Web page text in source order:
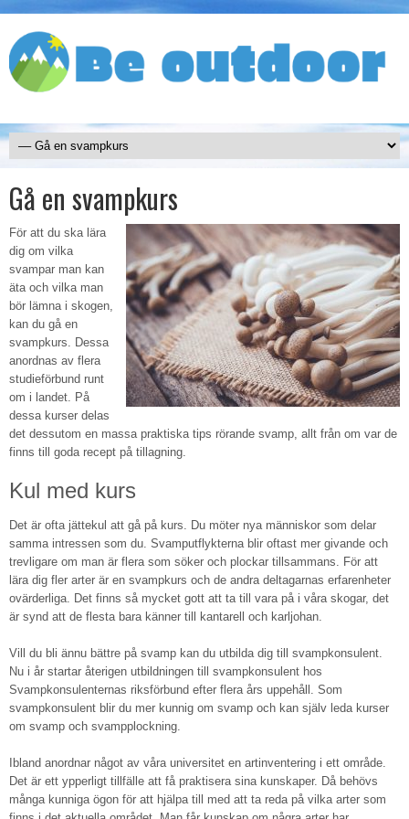
Gå en svampkurs
För att du ska lära
dig om vilka
svampar man kan
äta och vilka man
bör lämna i skogen,
kan du gå en
svampkurs. Dessa
anordnas av flera
studieförbund runt
om i landet. På
dessa kurser delas
det dessutom en massa praktiska tips rörande svamp, allt från om var de
finns till goda recept på tillagning.
Kul med kurs
Det är ofta jättekul att gå på kurs. Du möter nya människor som delar
samma intressen som du. Svamputflykterna blir oftast mer givande och
trevligare om man är flera som söker och plockar tillsammans. För att
lära dig fler arter är en svampkurs och de andra deltagarnas erfarenheter
ovärderliga. Det finns så mycket gott att ta till vara på i våra skogar, det
är synd att de flesta bara känner till kantarell och karljohan.
Vill du bli ännu bättre på svamp kan du utbilda dig till svampkonsulent.
Nu i år startar återigen utbildningen till svampkonsulent hos
Svampkonsulenternas riksförbund efter flera års uppehåll. Som
svampkonsulent blir du mer kunnig om svamp och kan själv leda kurser
om svamp och svampplockning.
Ibland anordnar något av våra universitet en artinventering i ett område.
Det är ett ypperligt tillfälle att få praktisera sina kunskaper. Då behövs
många kunniga ögon för att hjälpa till med att ta reda på vilka arter som